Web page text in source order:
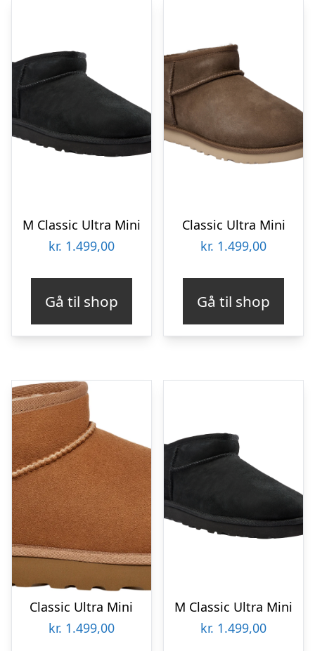
M Classic Ultra Mini
kr. 1.499,00
Gå til shop
Classic Ultra Mini
kr. 1.499,00
Gå til shop
Classic Ultra Mini
kr. 1.499,00
M Classic Ultra Mini
kr. 1.499,00